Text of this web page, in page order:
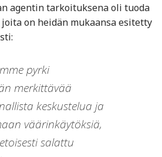
agentin tarkoituksena oli tuoda
on heidän mukaansa esitetty
pyrki
merkittävää
keskustelua ja
väärinkäytöksiä,
salattu